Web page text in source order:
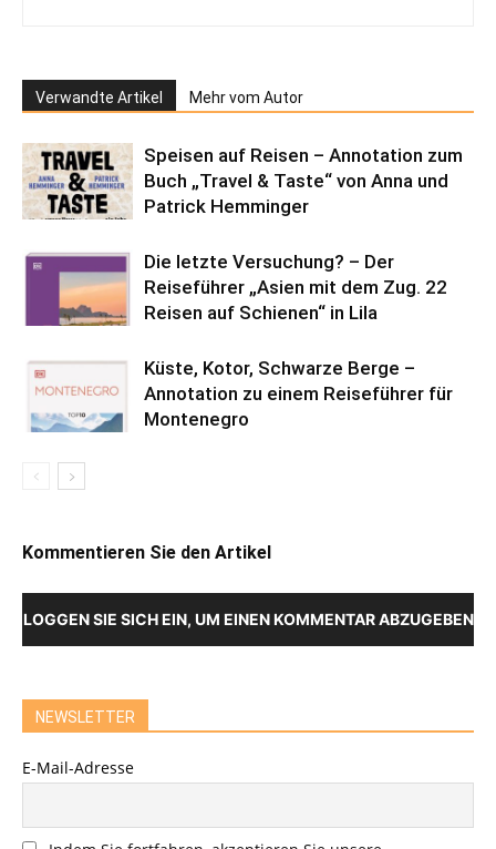
Verwandte Artikel Mehr vom Autor
Speisen auf Reisen – Annotation zum
Buch „Travel & Taste“ von Anna und
Patrick Hemminger
Die letzte Versuchung? – Der
Reiseführer „Asien mit dem Zug. 22
Reisen auf Schienen“ in Lila
Küste, Kotor, Schwarze Berge –
Annotation zu einem Reiseführer für
Montenegro
Kommentieren Sie den Artikel
LOGGEN SIE SICH EIN, UM EINEN KOMMENTAR ABZUGEBEN
NEWSLETTER
E-Mail-Adresse